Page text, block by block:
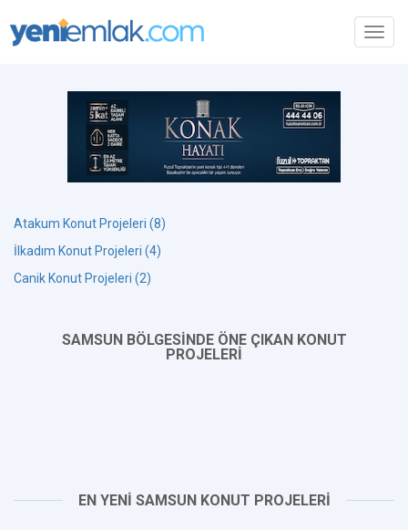
Atakum Konut Projeleri (8)
İlkadım Konut Projeleri (4)
Canik Konut Projeleri (2)
SAMSUN BÖLGESİNDE ÖNE ÇIKAN KONUT
PROJELERİ
EN YENİ SAMSUN KONUT PROJELERİ